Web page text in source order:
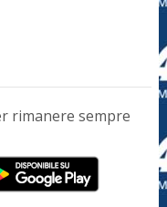
rimanere sempre